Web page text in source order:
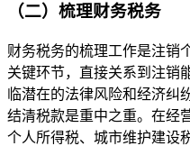
（二）梳理财务税务
财务税务的梳理工作是注销
关键环节，直接关系到注销
临潜在的法律风险和经济纠
结清税款是重中之重。在经
个人所得税、城市维护建设